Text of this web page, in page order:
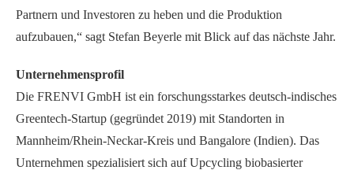
Partnern und Investoren zu heben und die Produktion
aufzubauen,“ sagt Stefan Beyerle mit Blick auf das nächste Jahr.
Unternehmensprofil
Die FRENVI GmbH ist ein forschungsstarkes deutsch-indisches
Greentech-Startup (gegründet 2019) mit Standorten in
Mannheim/Rhein-Neckar-Kreis und Bangalore (Indien). Das
Unternehmen spezialisiert sich auf Upcycling biobasierter